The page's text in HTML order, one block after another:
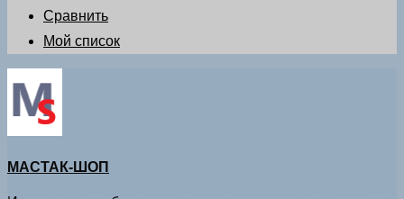
Сравнить
Мой список
МАСТАК-ШОП